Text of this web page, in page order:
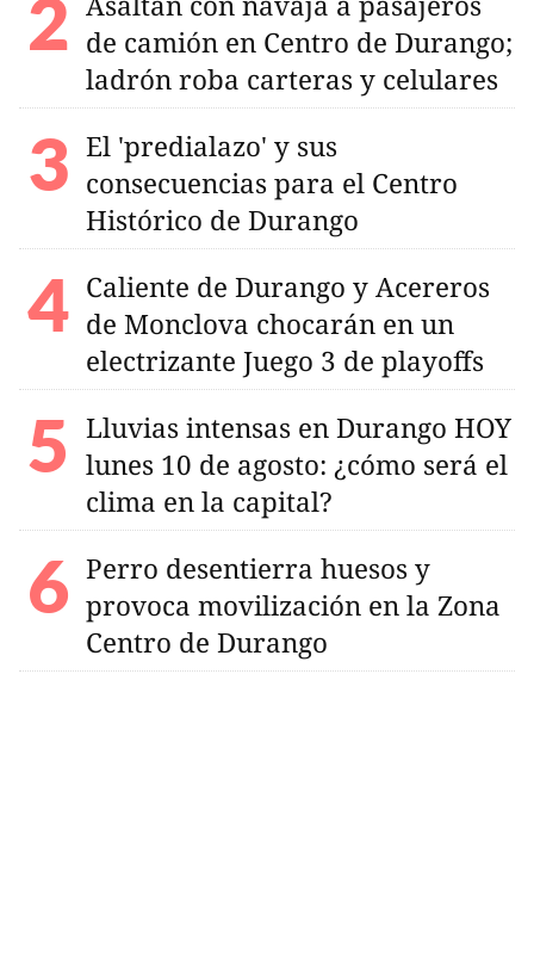
de camión en Centro de Durango;
ladrón roba carteras y celulares
El 'predialazo' y sus
consecuencias para el Centro
Histórico de Durango
Caliente de Durango y Acereros
de Monclova chocarán en un
electrizante Juego 3 de playoffs
Lluvias intensas en Durango HOY
lunes 10 de agosto: ¿cómo será el
clima en la capital?
Perro desentierra huesos y
provoca movilización en la Zona
Centro de Durango